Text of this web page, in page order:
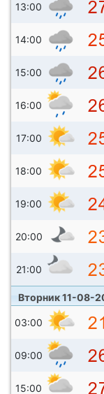
13:00
14:00
15:00
16:00
17:00
18:00
19:00
20:00
21:00
Вторник 11-08-
03:00
09:00
15:00